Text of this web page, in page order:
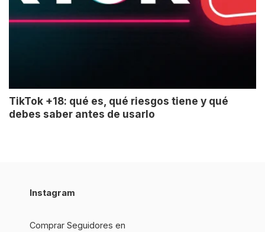
TikTok +18: qué es, qué riesgos tiene y qué
debes saber antes de usarlo
Instagram
Comprar Seguidores en